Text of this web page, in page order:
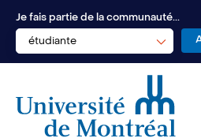
Je fais partie de la communauté...
étudiante